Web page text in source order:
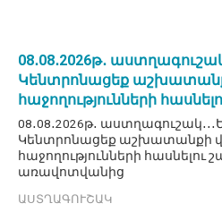
08․08․2026թ․
Կենտրոնացեք
հաջողությունների
08․08․2026թ․
Կենտրոնացեք աշխատանքի
հաջողությունների հասնելու
առավոտվանից
ԱՍՏՂԱԳՈՒՇԱԿ